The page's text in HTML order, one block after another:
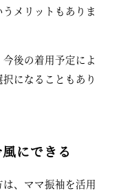
メリットもありま
後の着用予定によ
になることもあり
にできる
は、ママ振袖を活用